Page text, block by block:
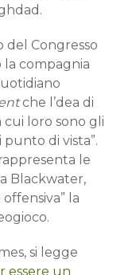
del Congresso
la compagnia
che l’dea di
cui loro sono gli
di vista”.
le
Blackwater,
la
si legge
essere un